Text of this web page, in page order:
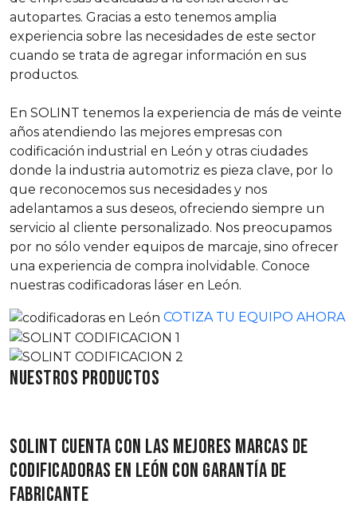
autopartes. Gracias a esto tenemos amplia
experiencia sobre las necesidades de este sector
cuando se trata de agregar información en sus
productos.
En SOLINT tenemos la experiencia de más de veinte
años atendiendo las mejores empresas con
codificación industrial en León y otras ciudades
donde la industria automotriz es pieza clave, por lo
que reconocemos sus necesidades y nos
adelantamos a sus deseos, ofreciendo siempre un
servicio al cliente personalizado. Nos preocupamos
por no sólo vender equipos de marcaje, sino ofrecer
una experiencia de compra inolvidable. Conoce
nuestras codificadoras láser en León.
COTIZA TU EQUIPO AHORA
Nuestros productos
SOLINT cuenta con las mejores marcas de
codificadoras en León con garantía de
fabricante